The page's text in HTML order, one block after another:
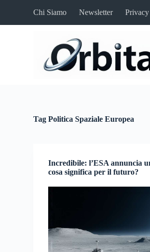
l
Chi Siamo Newsletter
Tag Politica Spaziale Europea
Incredibile: l’ESA annuncia
cosa significa per il futuro?